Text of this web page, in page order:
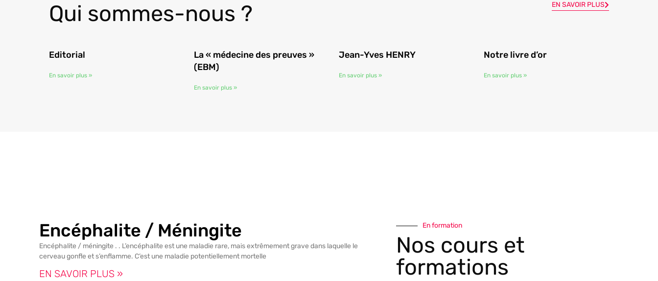
Qui sommes-nous ? EN SAVOIR PLUS
Editorial
En savoir plus »
La « médecine des preuves »
(EBM)
En savoir plus »
Jean-Yves HENRY
En savoir plus »
Notre livre d’or
En savoir plus »
Encéphalite / Méningite
Encéphalite / méningite . . L’encéphalite est une maladie rare, mais extrêmement grave dans laquelle le
cerveau gonfle et s’enflamme. C’est une maladie potentiellement mortelle
EN SAVOIR PLUS »
En formation
Nos cours et
formations